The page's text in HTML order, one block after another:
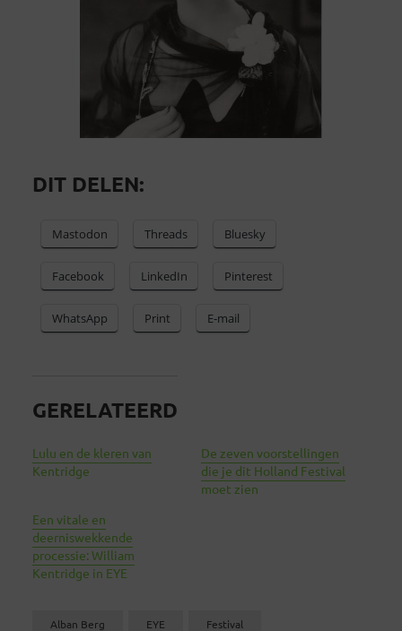
DIT DELEN:
Mastodon Threads Bluesky
Facebook LinkedIn Pinterest
WhatsApp Print E-mail
GERELATEERD
Lulu en de kleren van
Kentridge
De zeven voorstellingen
die je dit Holland Festival
moet zien
Een vitale en
deerniswekkende
processie: William
Kentridge in EYE
Alban Berg EYE Festival